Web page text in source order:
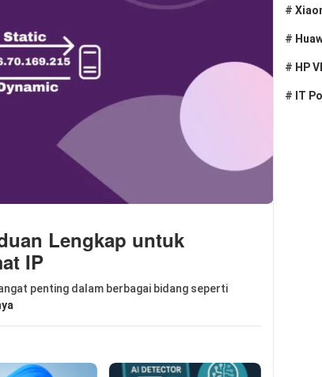
Lengkap untuk
IP
penting dalam berbagai bidang seperti
#
#
# HP
# IT